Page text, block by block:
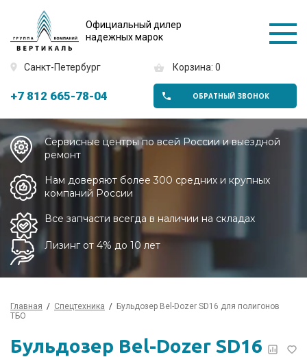
Официальный дилер
надежных марок
Санкт-Петербург Корзина: 0
+7 812 665-78-04 ОБРАТНЫЙ ЗВОНОК
Сервисные центры по всей России и выездной
ремонт
Нам доверяют более 300 средних и крупных
компаний России
Все запчасти всегда в наличии на складах
Лизинг от 4% до 10 лет
Главная Спецтехника
Бульдозер Bel-Dozer SD16 для полигонов
ТБО
Бульдозер Bel-Dozer SD16